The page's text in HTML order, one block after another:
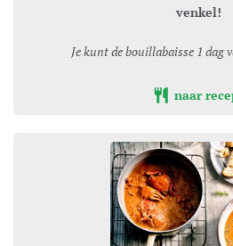
venkel!
Je kunt de bouillabaisse 1 dag
naar